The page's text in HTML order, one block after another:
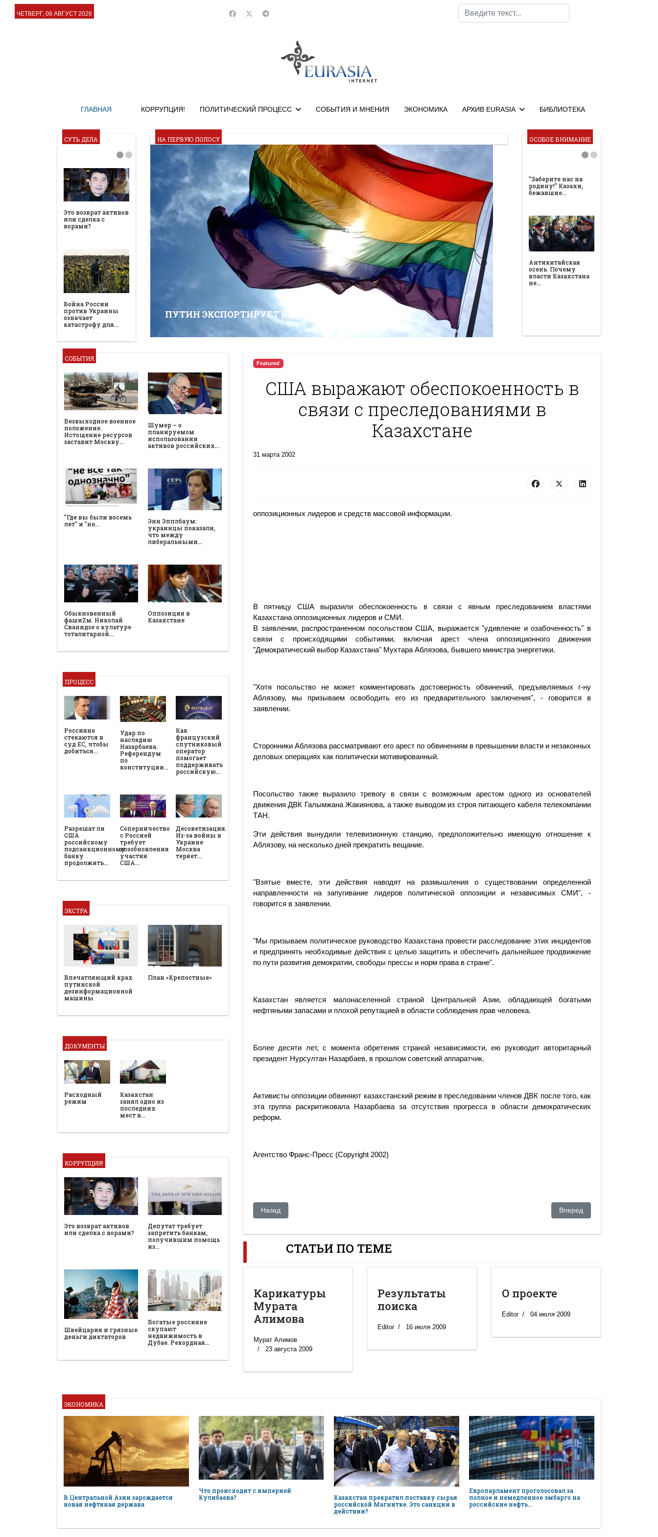
ЧЕТВЕРГ, 08 АВГУСТ 2026
Поиск
ГЛАВНАЯ КОРРУПЦИЯ! ПОЛИТИЧЕСКИЙ ПРОЦЕСС СОБЫТИЯ И МНЕНИЯ ЭКОНОМИКА АРХИВ EURASIA БИБЛИОТЕКА
СУТЬ ДЕЛА
Это возврат активов
или сделка с
ворами?
Война России
против Украины
означает
катастрофу для…
НА ПЕРВУЮ ПОЛОСУ
ПУТИН ЭКСПОРТИРУЕТ В КАЗАХСТАН НЕНАВИСТЬ
ОСОБОЕ ВНИМАНИЕ
"Заберите нас на
родину!" Казахи,
бежавшие…
Антикитайская
осень. Почему
власти Казахстана
не…
СОБЫТИЯ
Безвыходное военное
положение.
Истощение ресурсов
заставит Москву…
Шумер – о
планируемом
использовании
активов российских…
"Где вы были восемь
лет" и "не…
Энн Эпплбаум:
украинцы показали,
что между
либеральными…
Обыкновенный
фашиZм. Николай
Сванидзе о культуре
тоталитарной…
Оппозиция в
Казахстане
ПРОЦЕСС
Россияне
стекаются в
суд ЕС, чтобы
добиться…
Удар по
наследию
Назарбаева.
Референдум
по
конституции…
Как
французский
спутниковый
оператор
помогает
поддерживать
российскую…
Разрешат ли
США
российскому
подсанкционному
банку
продолжить…
Соперничество
с Россией
требует
возобновления
участия
США…
Десоветизация.
Из-за войны в
Украине
Москва
теряет…
ЭКСТРА
Впечатляющий крах
путинской
дезинформационной
машины
План «Крепостные»
ДОКУМЕНТЫ
Расходный
режим
Казахстан
занял одно из
последних
мест в…
КОРРУПЦИЯ!
Это возврат активов
или сделка с ворами?
Депутат требует
запретить банкам,
получившим помощь
из…
Швейцария и грязные
деньги диктаторов
Богатые россияне
скупают
недвижимость в
Дубае. Рекордная…
Featured
США выражают обеспокоенность в
связи с преследованиями в
Казахстане
31 марта 2002
оппозиционных лидеров и средств массовой информации.
В пятницу США выразили обеспокоенность в связи с явным преследованием властями
Казахстана оппозиционных лидеров и СМИ.
В заявлении, распространенном посольством США, выражается "удивление и озабоченность" в
связи с происходящими событиями, включая арест члена оппозиционного движения
"Демократический выбор Казахстана" Мухтара Аблязова, бывшего министра энергетики.
"Хотя посольство не может комментировать достоверность обвинений, предъявляемых г-ну
Аблязову, мы призываем освободить его из предварительного заключения", - говорится в
заявлении.
Сторонники Аблязова рассматривают его арест по обвинениям в превышении власти и незаконных
деловых операциях как политически мотивированный.
Посольство также выразило тревогу в связи с возможным арестом одного из основателей
движения ДВК Галымжана Жакиянова, а также выводом из строя питающего кабеля телекомпании
ТАН.
Эти действия вынудили телевизионную станцию, предположительно имеющую отношение к
Аблязову, на несколько дней прекратить вещание.
"Взятые вместе, эти действия наводят на размышления о существовании определенной
направленности на запугивание лидеров политической оппозиции и независимых СМИ", -
говорится в заявлении.
"Мы призываем политическое руководство Казахстана провести расследование этих инцидентов
и предпринять необходимые действия с целью защитить и обеспечить дальнейшее продвижение
по пути развития демократии, свободы прессы и норм права в стране".
Казахстан является малонаселенной страной Центральной Азии, обладающей богатыми
нефтяными запасами и плохой репутацией в области соблюдения прав человека.
Более десяти лет, с момента обретения страной независимости, ею руководит авторитарный
президент Нурсултан Назарбаев, в прошлом советский аппаратчик.
Активисты оппозиции обвиняют казахстанский режим в преследовании членов ДВК после того, как
эта группа раскритиковала Назарбаева за отсутствия прогресса в области демократических
реформ.
Агентство Франс-Пресс (Copyright 2002)
Предыдущий: В связи с расследованием уголовного дела против Жакиянова прокуратура РК дала санкцию на его арест
Назад Следующий: Заявление ДВК
Вперед
СТАТЬИ ПО ТЕМЕ
Карикатуры
Мурата
Алимова
Мурат Алимов
23 августа 2009
Результаты
поиска
Editor 16 июля 2009
О проекте
Editor 04 июля 2009
ЭКОНОМИКА
В Центральной Азии зарождается
новая нефтяная держава
Что происходит с империей
Кулибаева?
Казахстан прекратил поставку сырья
российской Магнитке. Это санкции в
действии?
Европарламент проголосовал за
полное и немедленное эмбарго на
российские нефть…